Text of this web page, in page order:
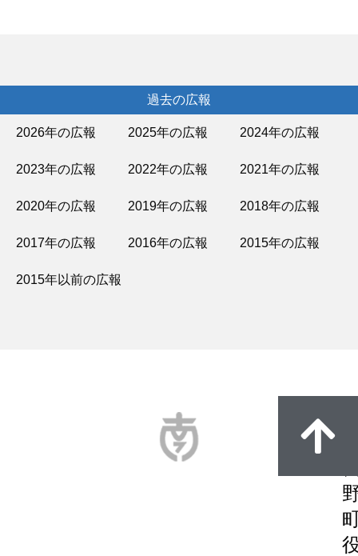
過去の広報
2026年の広報 2025年の広報 2024年の広報
2023年の広報 2022年の広報 2021年の広報
2020年の広報 2019年の広報 2018年の広報
2017年の広報 2016年の広報 2015年の広報
2015年以前の広報